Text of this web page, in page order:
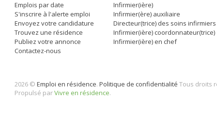
Emplois par date
S'inscrire à l'alerte emploi
Envoyez votre candidature
Trouvez une résidence
Publiez votre annonce
Contactez-nous
Infirmier(ière)
Infirmier(ère) auxiliaire
Directeur(trice) des soins infirmiers
Infirmier(ière) coordonnateur(trice)
Infirmier(ière) en chef
2026 © Emploi en résidence. Politique de confidentialité Tous droits
Propulsé parVivre en résidence.